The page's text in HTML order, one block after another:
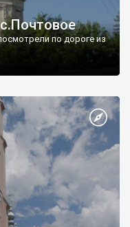
по дороге из